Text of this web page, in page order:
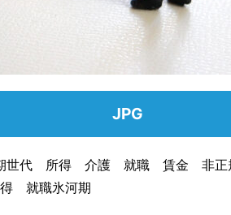
JPG
世代 所得 介護 就職 賃金 非
就職氷河期